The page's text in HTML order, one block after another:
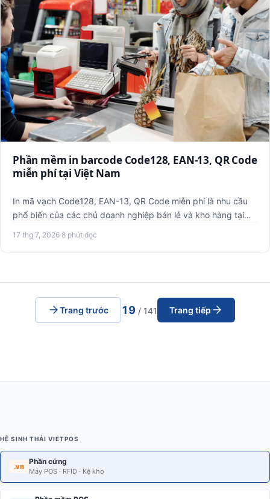
Phần mềm in barcode Code128, EAN-13, QR Code
miễn phí tại Việt Nam
In mã vạch Code128, EAN-13, QR Code miễn phí là nhu cầu
phổ biến của các chủ doanh nghiệp bán lẻ và kho hàng tại
17 thg 7, 2026·8 phút đọc
Trang trước 19 / 141 Trang tiếp
HỆ SINH THÁI VIETPOS
.vn
Phần cứng
Máy POS · RFID · Kệ kho